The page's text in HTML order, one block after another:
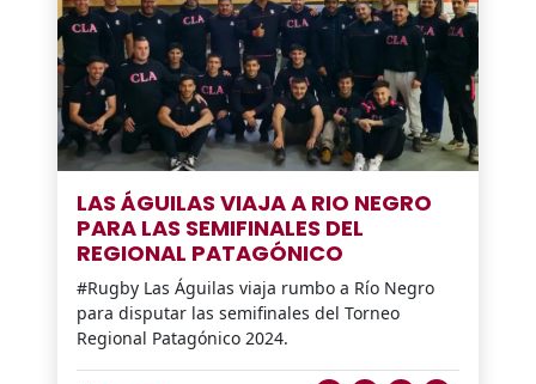
LAS ÁGUILAS VIAJA A RIO NEGRO
PARA LAS SEMIFINALES DEL
REGIONAL PATAGÓNICO
#Rugby Las Águilas viaja rumbo a Río Negro
para disputar las semifinales del Torneo
Regional Patagónico 2024.